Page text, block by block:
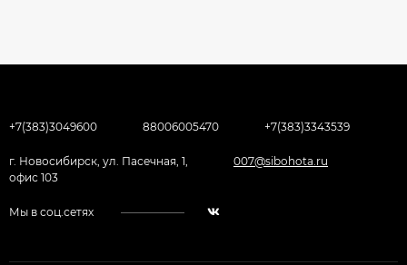
+7(383)3049600 88006005470 +7(383)3343539
г. Новосибирск, ул. Пасечная, 1,
офис 103
007@sibohota.ru
Мы в соц.сетях